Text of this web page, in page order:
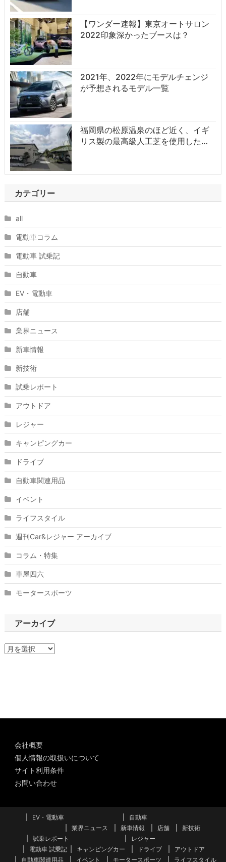
【ワンダー速報】東京オートサロン
2022印象深かったブースは？
2021年、2022年にモデルチェンジ
が予想されるモデル一覧
福岡県の松原温泉のほど近く、イギ
リス製の最高級人工芝を使用した…
カテゴリー
all
電動車コラム
電動車 試乗記
自動車
EV・電動車
店舗
業界ニュース
新車情報
新技術
試乗レポート
アウトドア
レジャー
キャンピングカー
ドライブ
自動車関連用品
イベント
ライフスタイル
週刊Car&レジャー アーカイブ
コラム・特集
車屋四六
モータースポーツ
アーカイブ
ア
会社概要
個人情報の取扱いについて
サイト利用条件
お問い合わせ
EV・電動車
自動車
業界ニュース
新車情報 店舗
新技術
試乗レポート
電動車 試乗記
レジャー
キャンピングカー
ドライブ
アウトドア
自動車関連用品
イベント モータースポーツ ライフスタイル